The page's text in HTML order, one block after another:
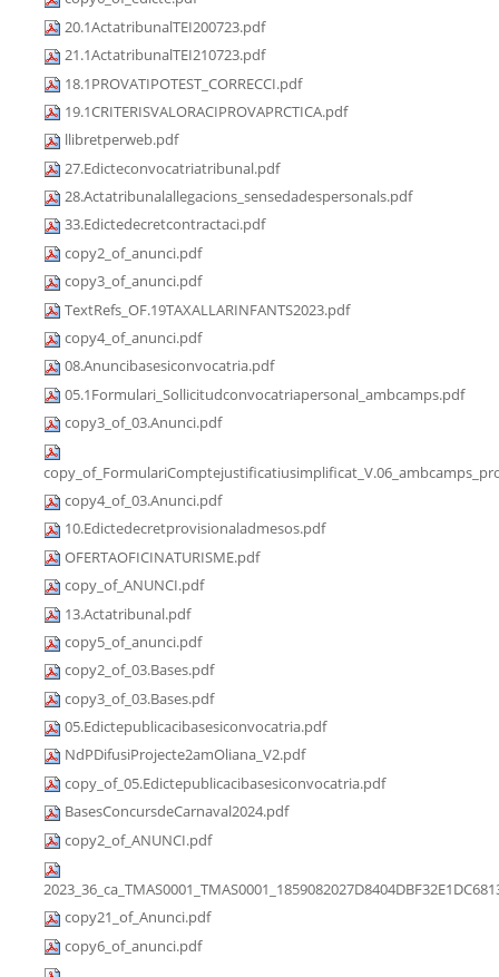
20.1ActatribunalTEI200723.pdf
21.1ActatribunalTEI210723.pdf
18.1PROVATIPOTEST_CORRECCI.pdf
19.1CRITERISVALORACIPROVAPRCTICA.pdf
llibretperweb.pdf
27.Edicteconvocatriatribunal.pdf
28.Actatribunalallegacions_sensedadespersonals.pdf
33.Edictedecretcontractaci.pdf
copy2_of_anunci.pdf
copy3_of_anunci.pdf
TextRefs_OF.19TAXALLARINFANTS2023.pdf
copy4_of_anunci.pdf
08.Anuncibasesiconvocatria.pdf
05.1Formulari_Sollicitudconvocatriapersonal_ambcamps.pdf
copy3_of_03.Anunci.pdf
copy4_of_03.Anunci.pdf
10.Edictedecretprovisionaladmesos.pdf
OFERTAOFICINATURISME.pdf
copy_of_ANUNCI.pdf
13.Actatribunal.pdf
copy5_of_anunci.pdf
copy2_of_03.Bases.pdf
copy3_of_03.Bases.pdf
05.Edictepublicacibasesiconvocatria.pdf
NdPDifusiProjecte2amOliana_V2.pdf
copy_of_05.Edictepublicacibasesiconvocatria.pdf
BasesConcursdeCarnaval2024.pdf
copy2_of_ANUNCI.pdf
copy21_of_Anunci.pdf
copy6_of_anunci.pdf